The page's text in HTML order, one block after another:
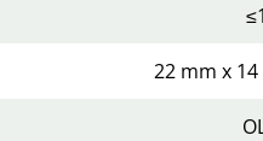
22 mm x